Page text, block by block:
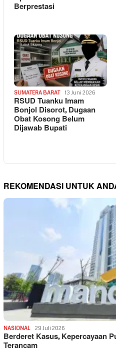
Berprestasi
SUMATERA BARAT 13 Juni 2026
RSUD Tuanku Imam
Bonjol Disorot, Dugaan
Obat Kosong Belum
Dijawab Bupati
REKOMENDASI UNTUK
NASIONAL 29 Juli 2026
Berderet Kasus, Kepercayaan
Terancam